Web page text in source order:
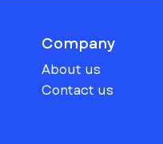
Company
About us
Contact us